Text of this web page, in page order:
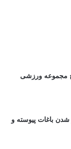
مجموعه ورزشی
شدن باغات پیوسته و